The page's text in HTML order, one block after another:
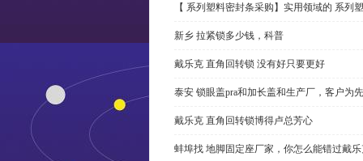
【 系列塑料密封条采购】实用领域的 系列
新乡 拉紧锁多少钱，科普
戴乐克 直角回转锁 没有好只要更好
泰安 锁眼盖pra和加长盖和生产厂，客户为先
戴乐克 直角回转锁博得卢总芳心
蚌埠找 地脚固定座厂家，你怎么能错过戴